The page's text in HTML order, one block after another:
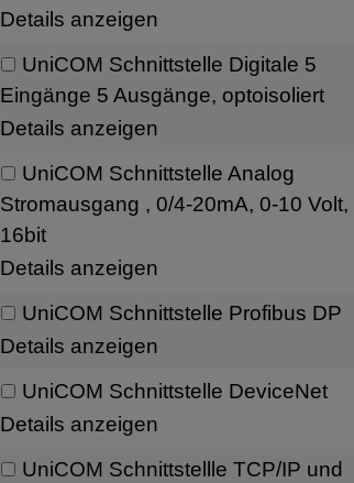
Details anzeigen
UniCOM Schnittstelle Digitale 5
Eingänge 5 Ausgänge, optoisoliert
Details anzeigen
UniCOM Schnittstelle Analog
Stromausgang , 0/4-20mA, 0-10 Volt,
16bit
Details anzeigen
UniCOM Schnittstelle Profibus DP
Details anzeigen
UniCOM Schnittstelle DeviceNet
Details anzeigen
UniCOM Schnittstellle TCP/IP und